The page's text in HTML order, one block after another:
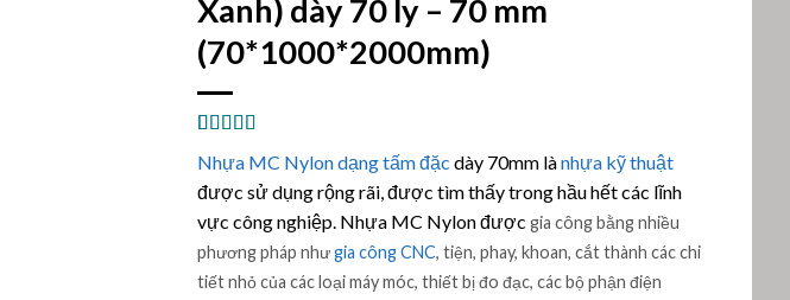
Xanh) dày 70 ly – 70 mm
(70*1000*2000mm)
dựa trên
đánh giá
Nhựa MC Nylon dạng tấm đặc dày 70mm lànhựa kỹ thuật
được sử dụng rộng rãi, được tìm thấy trong hầu hết các lĩnh
vực công nghiệp. Nhựa MC Nylon được gia công bằng nhiều
phương pháp nhưgia công CNC, tiện, phay, khoan, cắt thành các chi
tiết nhỏ của các loại máy móc, thiết bị đo đạc, các bộ phận điện